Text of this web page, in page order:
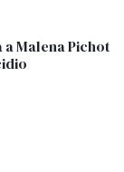
a Malena Pichot